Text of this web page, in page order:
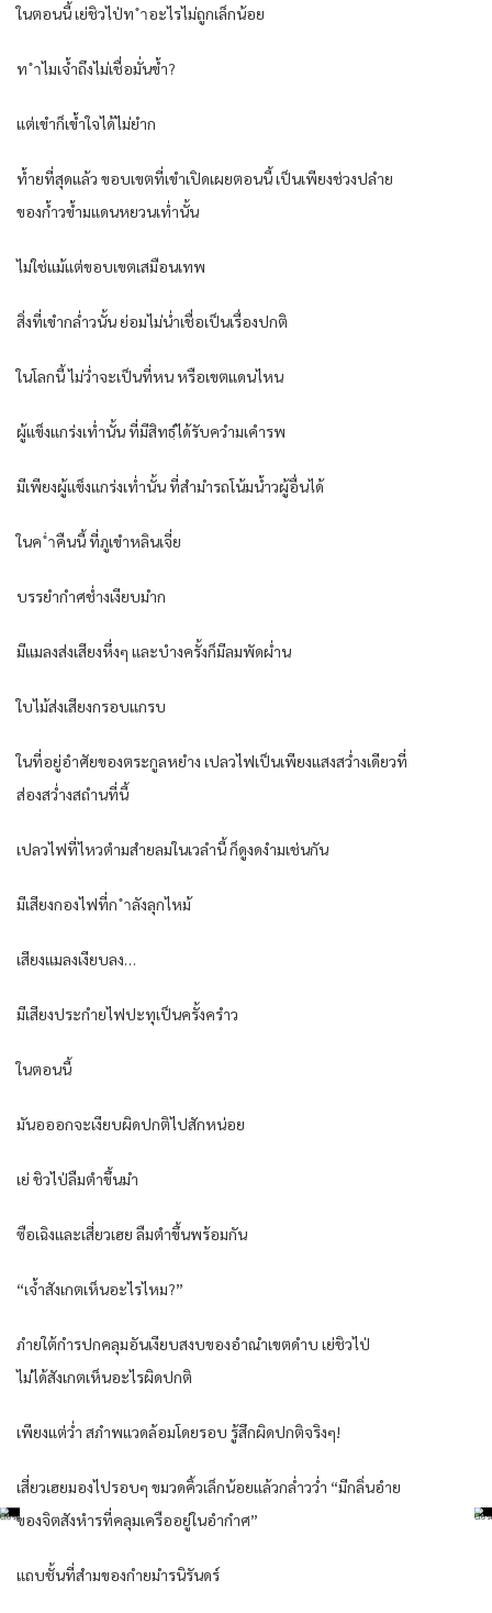
ในตอนนี้ เย่ชิวไป่ท ำอะไรไม่ถูกเล็กน้อย
ท ำไมเจ้ำถึงไม่เชื่อมั่นข้ำ?
แต่เขำก็เข้ำใจได้ไม่ยำก
ท้ำยที่สุดแล้ว ขอบเขตที่เขำเปิดเผยตอนนี้ เป็นเพียงช่วงปลำย
ของก้ำวข้ำมแดนหยวนเท่ำนั้น
ไม่ใช่แม้แต่ขอบเขตเสมือนเทพ
สิ่งที่เขำกล่ำวนั้น ย่อมไม่น่ำเชื่อเป็นเรื่องปกติ
ในโลกนี้ ไม่ว่ำจะเป็นที่หน หรือเขตแดนไหน
ผู้แข็งแกร่งเท่ำนั้น ที่มีสิทธฺ์ได้รับควำมเคำรพ
มีเพียงผู้แข็งแกร่งเท่ำนั้น ที่สำมำรถโน้มน้ำวผู้อื่นได้
ในค ่ำคืนนี้ ที่ภูเขำหลินเจี่ย
บรรยำกำศช่ำงเงียบมำก
มีแมลงส่งเสียงหึ่งๆ และบำงครั้งก็มีลมพัดผ่ำน
ใบไม้ส่งเสียงกรอบแกรบ
ในที่อยู่อำศัยของตระกูลหยำง เปลวไฟเป็นเพียงแสงสว่ำงเดียวที่
ส่องสว่ำงสถำนที่นี้
เปลวไฟที่ไหวตำมสำยลมในเวลำนี้ ก็ดูงดงำมเช่นกัน
มีเสียงกองไฟที่ก ำลังลุกไหม้
เสียงแมลงเงียบลง…
มีเสียงประกำยไฟปะทุเป็นครั้งครำว
ในตอนนี้
มันอออกจะเงียบผิดปกติไปสักหน่อย
เย่ ชิวไป่ลืมตำขึ้นมำ
ซือเฉิงและเสี่ยวเฮย ลืมตำขึ้นพร้อมกัน
“เจ้ำสังเกตเห็นอะไรไหม?”
ภำยใต้กำรปกคลุมอันเงียบสงบของอำณำเขตดำบ เย่ชิวไป่
ไม่ได้สังเกตเห็นอะไรผิดปกติ
เพียงแต่ว่ำ สภำพแวดล้อมโดยรอบ รู้สึกผิดปกติจริงๆ!
เสี่ยวเฮยมองไปรอบๆ ขมวดคิ้วเล็กน้อยแล้วกล่ำวว่ำ “มีกลิ่นอำย
ของจิตสังหำรที่คลุมเครืออยู่ในอำกำศ”
แถบชั้นที่สำมของกำยมำรนิรันดร์